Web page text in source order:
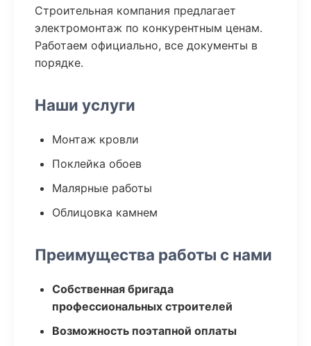
Строительная компания предлагает
электромонтаж по конкурентным ценам.
Работаем официально, все документы в
порядке.
Наши услуги
Монтаж кровли
Поклейка обоев
Малярные работы
Облицовка камнем
Преимущества работы с нами
Собственная бригада
профессиональных строителей
Возможность поэтапной оплаты